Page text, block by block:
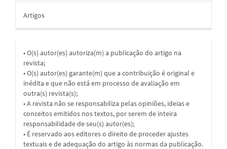
Artigos
• O(s) autor(es) autoriza(m) a publicação do artigo na
revista;
• O(s) autor(es) garante(m) que a contribuição é original e
inédita e que não está em processo de avaliação em
outra(s) revista(s);
• A revista não se responsabiliza pelas opiniões, ideias e
conceitos emitidos nos textos, por serem de inteira
responsabilidade de seu(s) autor(es);
• É reservado aos editores o direito de proceder ajustes
textuais e de adequação do artigo às normas da publicação.